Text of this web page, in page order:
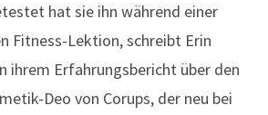
hat sie ihn während einer
Fitness-Lektion, schreibt Erin
ihrem Erfahrungsbericht über den
Deo von Corups, der neu bei